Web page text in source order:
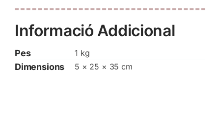
Informació Addicional
Pes 1 kg
Dimensions 5 × 25 × 35 cm